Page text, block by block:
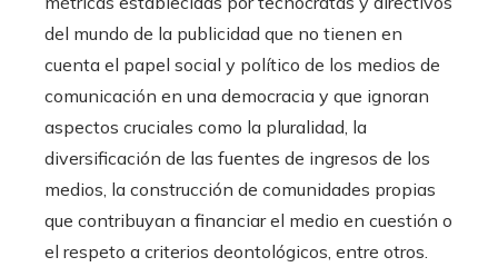
del mundo de la publicidad que no tienen en
cuenta el papel social y político de los medios de
comunicación en una democracia y que ignoran
aspectos cruciales como la pluralidad, la
diversificación de las fuentes de ingresos de los
medios, la construcción de comunidades propias
que contribuyan a financiar el medio en cuestión o
el respeto a criterios deontológicos, entre otros.